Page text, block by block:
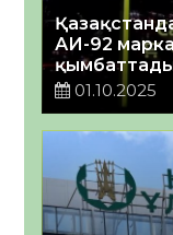
АИ-92
01.10.2025